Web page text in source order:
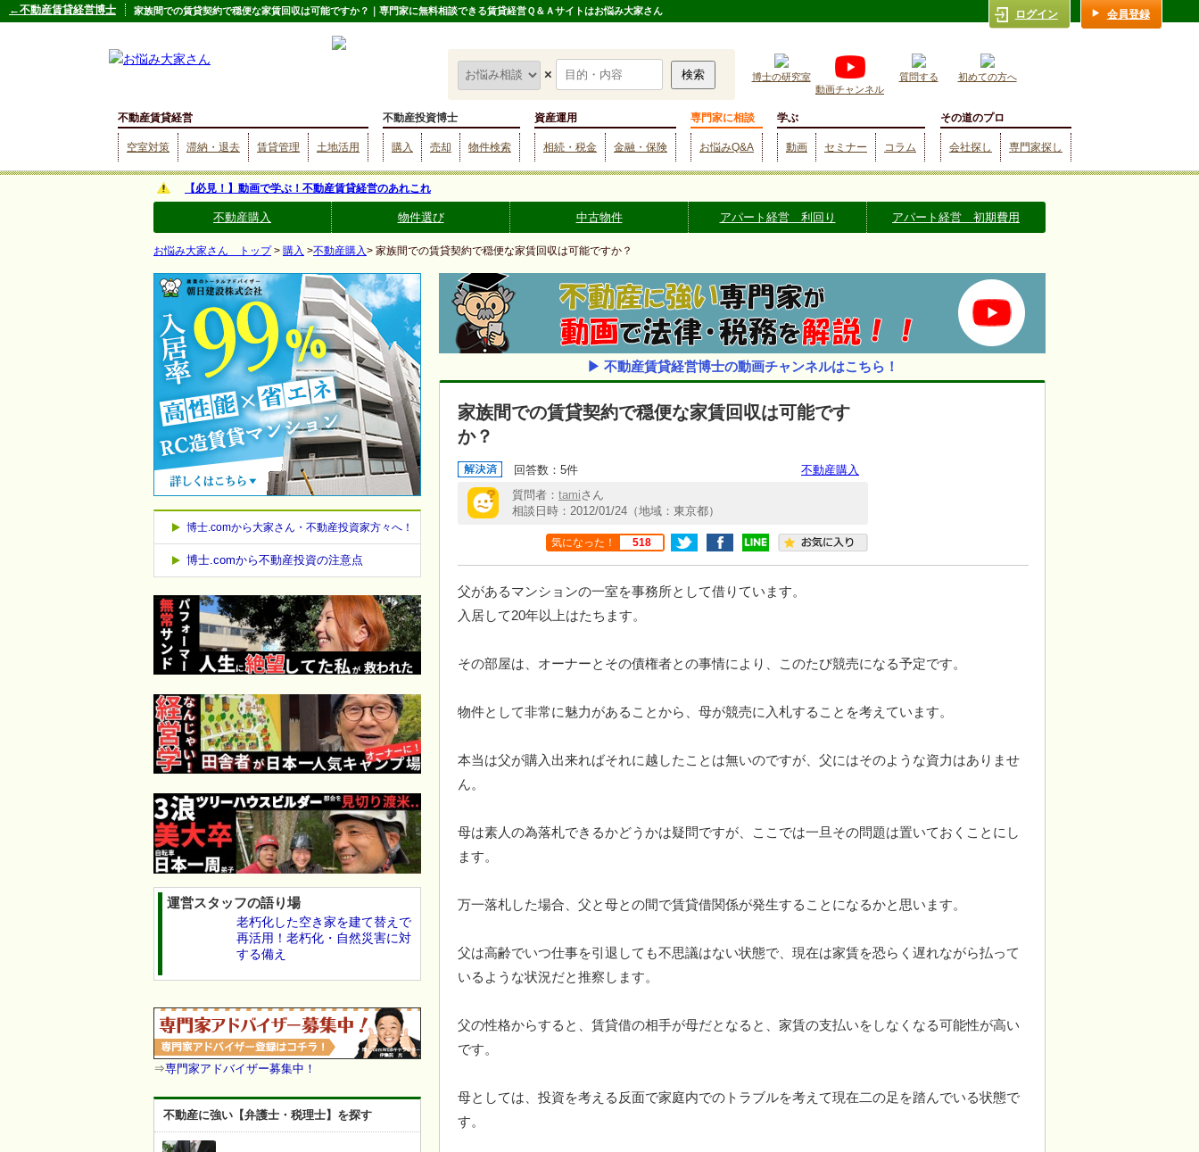
家族間での賃貸契約で穏便な家賃回収は可能ですか？｜専門家に無料相談できる賃貸経営Ｑ＆Ａサイトはお悩み大家さん
×
博士の研究室
動画チャンネル
質問する 初めての方へ
不動産賃貸経営
空室対策 滞納・退去 賃貸管理 土地活用
不動産投資博士
購入 売却 物件検索
資産運用
相続・税金 金融・保険
専門家に相談
お悩みQ&A
学ぶ
動画 セミナー コラム
その道のプロ
会社探し 専門家探し
←不動産賃貸経営博士 ログイン 会員登録
【必見！】動画で学ぶ！不動産賃貸経営のあれこれ
不動産購入 物件選び 中古物件 アパート経営 利回り アパート経営 初期費用
お悩み大家さん トップ> 購入 >不動産購入> 家族間での賃貸契約で穏便な家賃回収は可能ですか？
▶ 不動産賃貸経営博士の動画チャンネルはこちら！
家族間での賃貸契約で穏便な家賃回収は可能です
か？
回答数：5件
不動産購入
質問者： tamiさん
相談日時：2012/01/24（地域：東京都）
気になった！ 518
父があるマンションの一室を事務所として借りています。
入居して20年以上はたちます。
その部屋は、オーナーとその債権者との事情により、このたび競売になる予定です。
物件として非常に魅力があることから、母が競売に入札することを考えています。
本当は父が購入出来ればそれに越したことは無いのですが、父にはそのような資力はありませ
ん。
母は素人の為落札できるかどうかは疑問ですが、ここでは一旦その問題は置いておくことにし
ます。
万一落札した場合、父と母との間で賃貸借関係が発生することになるかと思います。
父は高齢でいつ仕事を引退しても不思議はない状態で、現在は家賃を恐らく遅れながら払って
いるような状況だと推察します。
父の性格からすると、賃貸借の相手が母だとなると、家賃の支払いをしなくなる可能性が高い
です。
母としては、投資を考える反面で家庭内でのトラブルを考えて現在二の足を踏んでいる状態で
す。
博士.comから大家さん・不動産投資家方々へ！
博士.comから不動産投資の注意点
運営スタッフの語り場
老朽化した空き家を建て替えで
再活用！老朽化・自然災害に対
する備え
⇒専門家アドバイザー募集中！
不動産に強い【弁護士・税理士】を探す